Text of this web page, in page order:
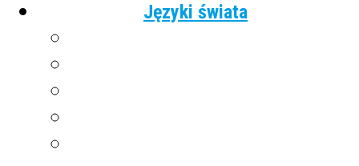
Języki świata